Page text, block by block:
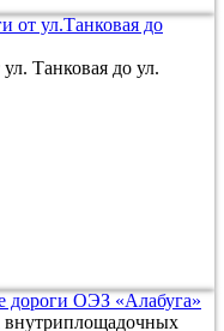
от ул.Танковая до
Танковая до ул.
дороги ОЭЗ «Алабуга»
внутриплощадочных